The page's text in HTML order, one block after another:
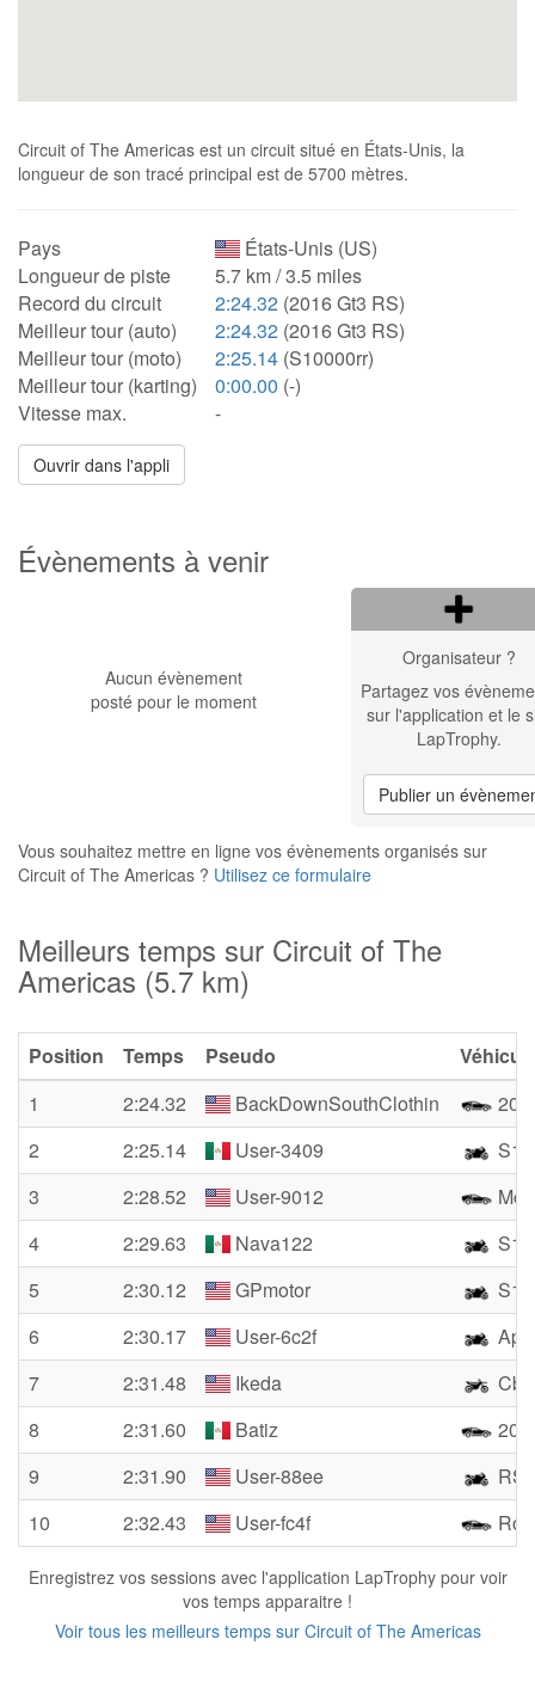
Circuit of The Americas est un circuit situé en États-Unis, la
longueur de son tracé principal est de 5700 mètres.
Pays
États-Unis (US)
Longueur de piste
5.7 km / 3.5 miles
Record du circuit
2:24.32 (2016 Gt3 RS)
Meilleur tour (auto)
2:24.32 (2016 Gt3 RS)
Meilleur tour (moto)
2:25.14 (S10000rr)
Meilleur tour (karting)
0:00.00 (-)
Vitesse max.
-
Ouvrir dans l'appli
Évènements à venir
Aucun évènement
posté pour le moment
Organisateur ?
Partagez vos
sur l'application et le
LapTrophy.
Publier un
Vous souhaitez mettre en ligne vos évènements organisés sur
Circuit of The Americas ? Utilisez ce formulaire
Meilleurs temps sur Circuit of The
Americas (5.7 km)
Position Temps Pseudo
1
2:24.32 BackDownSouthClothin
2
2:25.14 User-3409
3
2:28.52 User-9012
4
2:29.63 Nava122
5
2:30.12 GPmotor
6
2:30.17 User-6c2f
7
2:31.48 Ikeda
8
2:31.60 Batiz
9
2:31.90 User-88ee
10
2:32.43 User-fc4f
Enregistrez vos sessions avec l'application LapTrophy pour voir
vos temps apparaitre !
Voir tous les meilleurs temps sur Circuit of The Americas